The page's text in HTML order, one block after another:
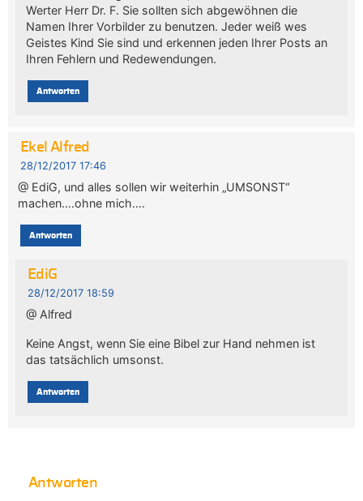
Werter Herr Dr. F. Sie sollten sich abgewöhnen die
Namen Ihrer Vorbilder zu benutzen. Jeder weiß wes
Geistes Kind Sie sind und erkennen jeden Ihrer Posts an
Ihren Fehlern und Redewendungen.
Antworten
Ekel Alfred
28/12/2017 17:46
@ EdiG, und alles sollen wir weiterhin „UMSONST“
machen….ohne mich….
Antworten
EdiG
28/12/2017 18:59
@ Alfred
Keine Angst, wenn Sie eine Bibel zur Hand nehmen ist
das tatsächlich umsonst.
Antworten
Antworten